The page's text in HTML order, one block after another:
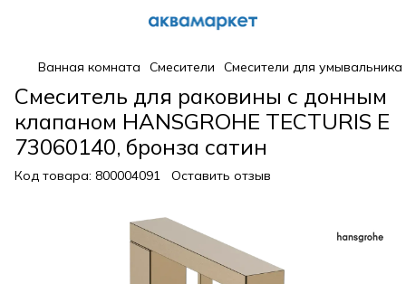
Ванная комната Смесители Смесители для умывальника
Смеситель для раковины с донным
клапаном HANSGROHE TECTURIS E
73060140, бронза сатин
Код товара: 800004091 Оставить отзыв